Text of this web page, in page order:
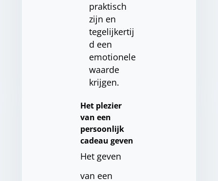
praktisch
zijn en
tegelijkertij
d een
emotionele
waarde
krijgen.
Het plezier
van een
persoonlijk
cadeau geven
Het geven
van een